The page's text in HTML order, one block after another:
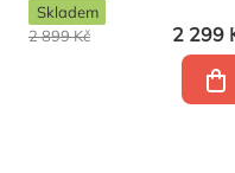
2 299
2 899 Kč
Skladem